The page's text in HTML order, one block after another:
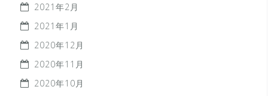
2021年2月
2021年1月
2020年12月
2020年11月
2020年10月